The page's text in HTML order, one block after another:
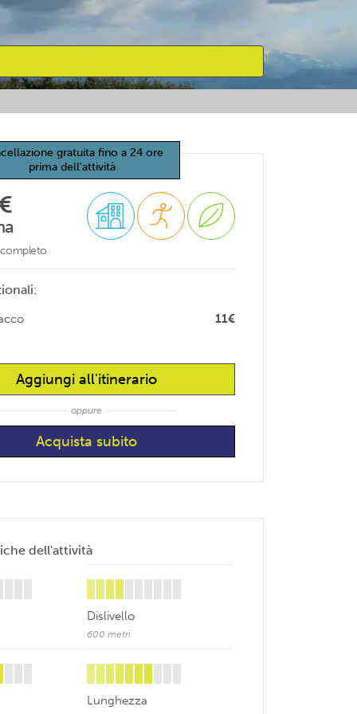
gratuita fino a 24 ore
prima dell'attività
11€
Aggiungi all'itinerario
oppure
dell'attività
Dislivello
600 metri
Lunghezza